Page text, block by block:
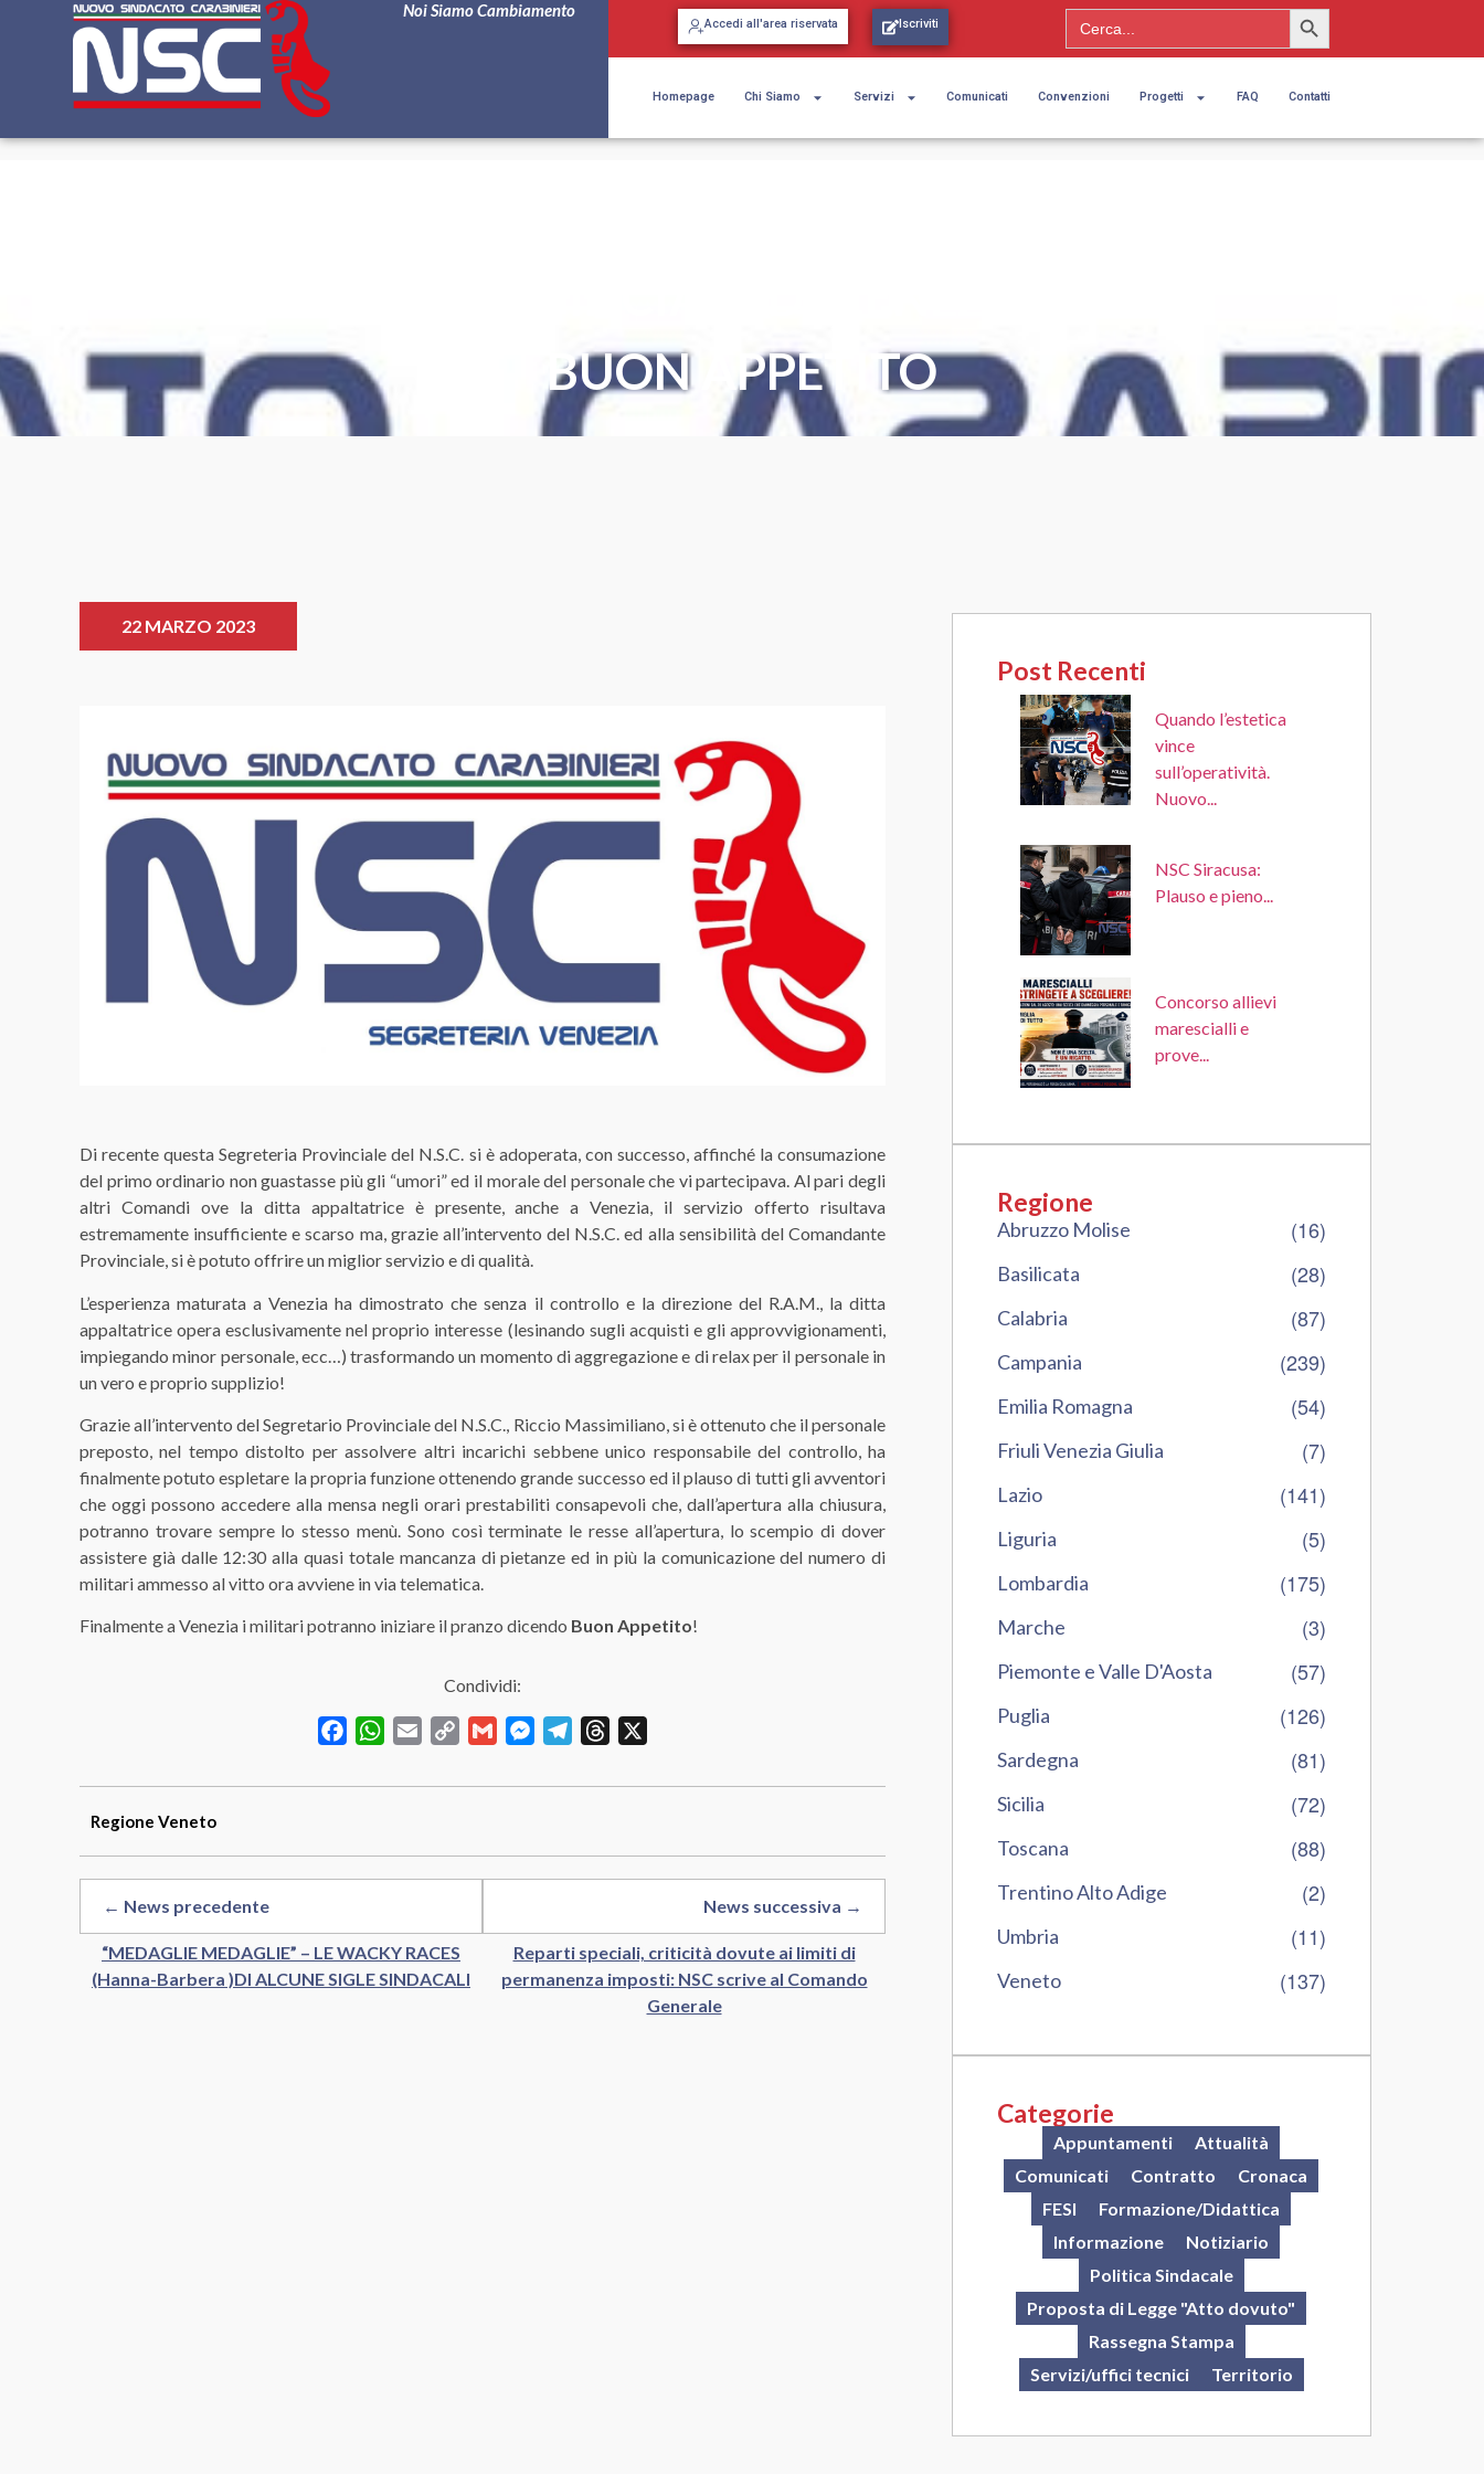
Noi Siamo Cambiamento
Accedi all'area riservata Iscriviti Search
for:
Search Button
Homepage Chi Siamo Servizi Comunicati Convenzioni Progetti FAQ Contatti
BUON APPETITO
22 MARZO 2023
Di recente questa Segreteria Provinciale del N.S.C. si è adoperata, con successo, affinché la consumazione
del primo ordinario non guastasse più gli “umori” ed il morale del personale che vi partecipava. Al pari degli
altri Comandi ove la ditta appaltatrice è presente, anche a Venezia, il servizio offerto risultava
estremamente insufficiente e scarso ma, grazie all’intervento del N.S.C. ed alla sensibilità del Comandante
Provinciale, si è potuto offrire un miglior servizio e di qualità.
L’esperienza maturata a Venezia ha dimostrato che senza il controllo e la direzione del R.A.M., la ditta
appaltatrice opera esclusivamente nel proprio interesse (lesinando sugli acquisti e gli approvvigionamenti,
impiegando minor personale, ecc…) trasformando un momento di aggregazione e di relax per il personale in
un vero e proprio supplizio!
Grazie all’intervento del Segretario Provinciale del N.S.C., Riccio Massimiliano, si è ottenuto che il personale
preposto, nel tempo distolto per assolvere altri incarichi sebbene unico responsabile del controllo, ha
finalmente potuto espletare la propria funzione ottenendo grande successo ed il plauso di tutti gli avventori
che oggi possono accedere alla mensa negli orari prestabiliti consapevoli che, dall’apertura alla chiusura,
potranno trovare sempre lo stesso menù. Sono così terminate le resse all’apertura, lo scempio di dover
assistere già dalle 12:30 alla quasi totale mancanza di pietanze ed in più la comunicazione del numero di
militari ammesso al vitto ora avviene in via telematica.
Finalmente a Venezia i militari potranno iniziare il pranzo dicendo Buon Appetito!
Condividi:
FacebookWhatsApp
Email
Copy
Gmail MessengerTelegramThreads
Regione Veneto
← News precedente
“MEDAGLIE MEDAGLIE” – LE WACKY RACES
(Hanna-Barbera )DI ALCUNE SIGLE SINDACALI
News successiva →
Reparti speciali, criticità dovute ai limiti di
permanenza imposti: NSC scrive al Comando
Generale
Post Recenti
Quando l’estetica
vince
sull’operatività.
Nuovo...
NSC Siracusa:
Plauso e pieno...
Concorso allievi
marescialli e
prove...
Regione
Abruzzo Molise (16)
Basilicata (28)
Calabria (87)
Campania (239)
Emilia Romagna (54)
Friuli Venezia Giulia (7)
Lazio (141)
Liguria (5)
Lombardia (175)
Marche (3)
Piemonte e Valle D'Aosta (57)
Puglia (126)
Sardegna (81)
Sicilia (72)
Toscana (88)
Trentino Alto Adige (2)
Umbria (11)
Veneto (137)
Categorie
Appuntamenti
Attualità
Comunicati
Contratto
Cronaca
FESI
Formazione/Didattica
Informazione
Notiziario
Politica Sindacale
Proposta di Legge "Atto dovuto"
Rassegna Stampa
Servizi/uffici tecnici
Territorio